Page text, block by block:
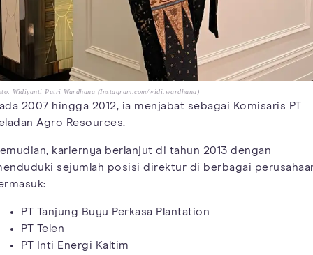
Widiyanti Putri Wardhana (Instagram.com/widi.wardhana)
2007 hingga 2012, ia menjabat sebagai Komisaris PT
Agro Resources.
kariernya berlanjut di tahun 2013 dengan
sejumlah posisi direktur di berbagai
PT Tanjung Buyu Perkasa Plantation
PT Telen
PT Inti Energi Kaltim